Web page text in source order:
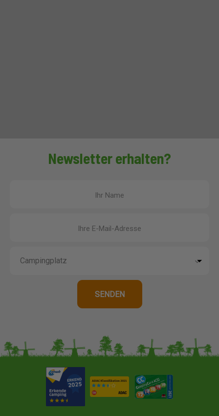
Newsletter erhalten?
Ihr Name
Ihre E-Mail-Adresse